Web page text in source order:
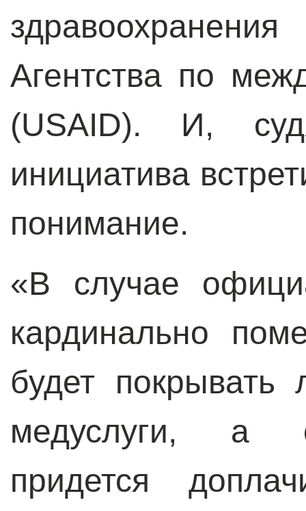
Агентства по
(USAID). И,
инициатива
понимание.
«В случае
кардинально
будет покрывать
медуслуги, а
придется